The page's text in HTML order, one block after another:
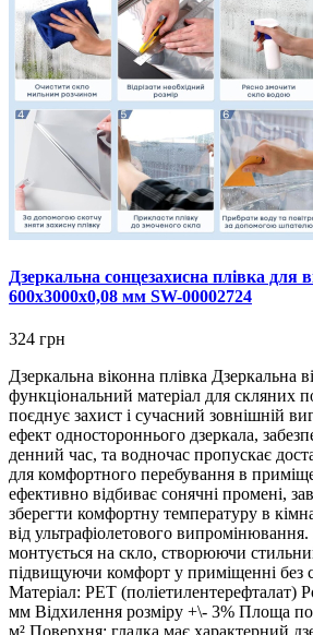
Дзеркальна сонцезахисна плівка для
600х3000х0,08 мм SW-00002724
324 грн
Дзеркальна віконна плівка Дзеркальна
функціональний матеріал для скляних
поєднує захист і сучасний зовнішній
ефект одностороннього дзеркала,
денний час, та водночас пропускає
для комфортного перебування в
ефективно відбиває сонячні промені,
зберегти комфортну температуру в
від ультрафіолетового
монтується на скло, створюючи
підвищуючи комфорт у приміщенні без
Матеріал: PET (поліетилентерефталат)
мм Відхилення розміру +\- 3% Площа